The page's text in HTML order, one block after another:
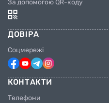
За допомогою QR-коду
ДОВІРА
Соцмережі
КОНТАКТИ
Телефони